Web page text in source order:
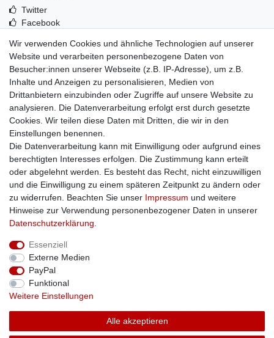
Twitter
Facebook
Mehr über uns
Kontakt
Impressum
Zusatzinfos
AGB
Altölentsorgung
Batterieentsorgung
Datenschutz
Lieferbedingungen
Widerrufsbelehrung
Widerrufsformular
Zahlungsarten
Bankdaten
SSL: Sicher einkaufen!
Unsere Kaufabwicklung ist durch SSL gesichert.
Wir verwenden Cookies und ähnliche Technologien auf unserer
Website und verarbeiten personenbezogene Daten von
Besucher:innen unserer Webseite (z.B. IP-Adresse), um z.B.
Inhalte und Anzeigen zu personalisieren, Medien von
Drittanbietern einzubinden oder Zugriffe auf unsere Website zu
analysieren. Die Datenverarbeitung erfolgt erst durch gesetzte
Cookies. Wir teilen diese Daten mit Dritten, die wir in den
Einstellungen benennen.
Die Datenverarbeitung kann mit Einwilligung oder aufgrund eines
berechtigten Interesses erfolgen. Die Zustimmung kann erteilt
oder abgelehnt werden. Es besteht das Recht, nicht einzuwilligen
und die Einwilligung zu einem späteren Zeitpunkt zu ändern oder
zu widerrufen. Beachten Sie unser Impressum und weitere
Hinweise zur Verwendung personenbezogener Daten in unserer
Daten­schutz­erklärung
Essenziell
Externe Medien
PayPal
Funktional
Weitere Einstellungen
Alle akzeptieren